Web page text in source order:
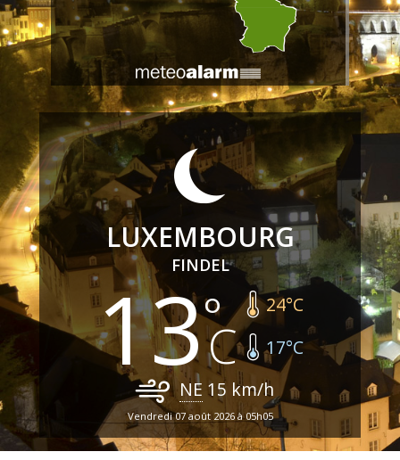
LUXEMBOURG
FINDEL
13 24°C
17°C
NE 15 km/h
Vendredi 07 août 2026 à 05h05